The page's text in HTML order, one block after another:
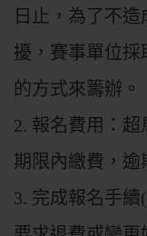
日止，為了不
擾，賽事單位
的方式來籌辦。
2. 報名費用：
期限內繳費，逾
3. 完成報名手